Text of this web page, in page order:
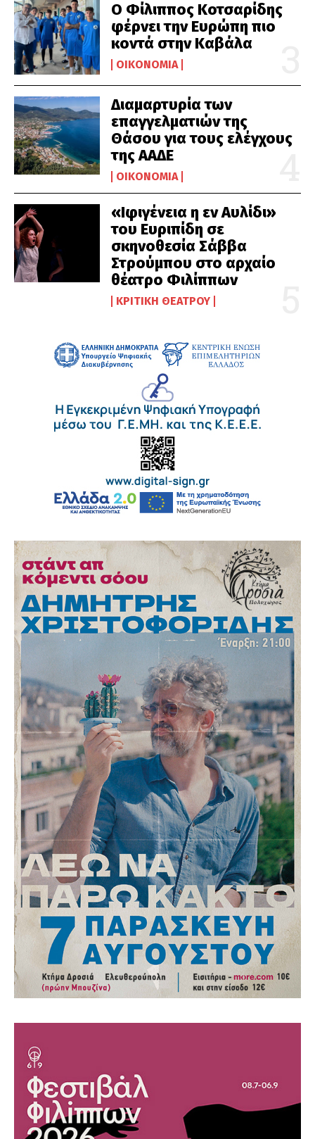
Ο Φίλιππος Κοτσαρίδης
φέρνει την Ευρώπη πιο
κοντά στην Καβάλα
ΟΙΚΟΝΟΜΊΑ
Διαμαρτυρία των
επαγγελματιών της
Θάσου για τους ελέγχους
της ΑΑΔΕ
ΟΙΚΟΝΟΜΊΑ
«Ιφιγένεια η εν Αυλίδι»
του Ευριπίδη σε
σκηνοθεσία Σάββα
Στρούμπου στο αρχαίο
θέατρο Φιλίππων
ΚΡΙΤΙΚΉ ΘΕΆΤΡΟΥ